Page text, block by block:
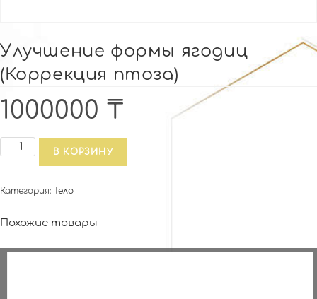
Улучшение формы ягодиц
(Коррекция птоза)
1000000 ₸
Количество
формы
ягодиц
птоза)
В КОРЗИНУ
Категория: Тело
Похожие товары